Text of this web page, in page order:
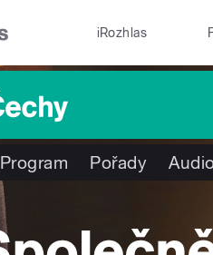
iRozhlas
Program Pořady